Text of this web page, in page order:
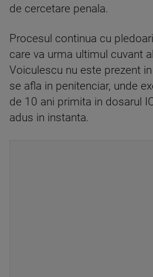
de cercetare penala.
Procesul continua cu
care va urma ultimul cuvant
Voiculescu nu este prezent
se afla in penitenciar, unde
de 10 ani primita in dosarul
adus in instanta.